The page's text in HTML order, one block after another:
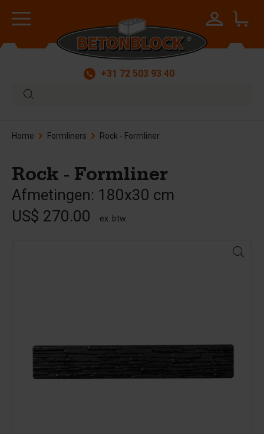
+31 72 503 93 40
Home Formliners Rock - Formliner
Rock - Formliner
Afmetingen: 180x30 cm
US$ 270.00
ex. btw